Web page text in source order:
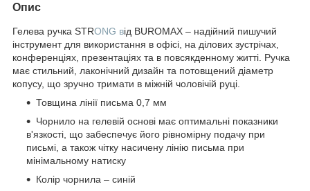
Опис
Гелева ручка STRONG від BUROMAX – надійний пишучий
інструмент для використання в офісі, на ділових зустрічах,
конференціях, презентаціях та в повсякденному житті. Ручка
має стильний, лаконічний дизайн та потовщений діаметр
копусу, що зручно тримати в міжній чоловічій руці.
Товщина лінії письма 0,7 мм
Чорнило на гелевій основі має оптимальні показники
в'язкості, що забеспечує його рівномірну подачу при
письмі, а також чітку насичену лінію письма при
мінімальному натиску
Колір чорнила – синій